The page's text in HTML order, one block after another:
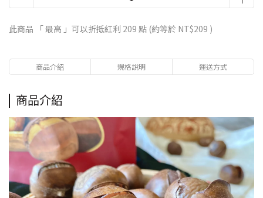
此商品 「 最高 」可以折抵紅利 209 點 (約等於 NT$209 )
商品介紹 規格說明 運送方式
商品介紹